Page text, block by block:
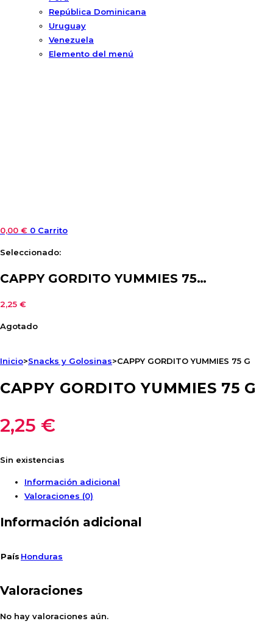
República Dominicana
Uruguay
Venezuela
Elemento del menú
0,00 € 0 Carrito
Seleccionado:
CAPPY GORDITO YUMMIES 75…
2,25 €
Agotado
Inicio>Snacks y Golosinas>CAPPY GORDITO YUMMIES 75 G
CAPPY GORDITO YUMMIES 75 G
2,25 €
Sin existencias
Información adicional
Valoraciones (0)
Información adicional
País Honduras
Valoraciones
No hay valoraciones aún.